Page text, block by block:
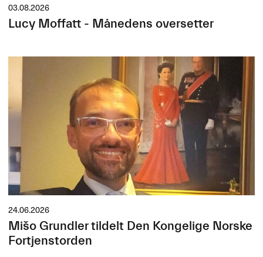
03.08.2026
Lucy Moffatt - Månedens oversetter
24.06.2026
Mišo Grundler tildelt Den Kongelige Norske
Fortjenstorden